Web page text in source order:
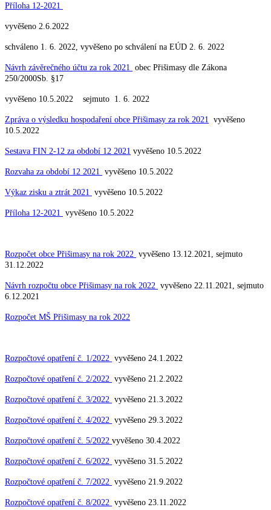
Příloha 12-2021
vyvěšeno 2.6.2022
schváleno 1. 6. 2022, vyvěšeno po schválení na EÚD 2. 6. 2022
Návrh závěrečného účtu za rok 2021
obec Přišimasy dle Zákona
250/2000Sb. §17
vyvěšeno 10.5.2022 sejmuto 1. 6. 2022
Zpráva o výsledku hospodaření obce Přišimasy za rok 2021
vyvěšeno
10.5.2022
Sestava FIN 2-12 za období 12 2021 vyvěšeno 10.5.2022
Rozvaha za období 12 2021 vyvěšeno 10.5.2022
Výkaz zisku a ztrát 2021 vyvěšeno 10.5.2022
Příloha 12-2021 vyvěšeno 10.5.2022
Rozpočet obce Přišimasy na rok 2022 vyvěšeno 13.12.2021, sejmuto
31.12.2022
Návrh rozpočtu obce Přišimasy na rok 2022 vyvěšeno 22.11.2021, sejmuto
6.12.2021
Rozpočet MŠ Přišimasy na rok 2022
Rozpočtové opatření č. 1/2022 vyvěšeno 24.1.2022
Rozpočtové opatření č. 2/2022 vyvěšeno 21.2.2022
Rozpočtové opatření č. 3/2022 vyvěšeno 21.3.2022
Rozpočtové opatření č. 4/2022 vyvěšeno 29.3.2022
Rozpočtové opatření č. 5/2022 vyvěšeno 30.4.2022
Rozpočtové opatření č. 6/2022 vyvěšeno 31.5.2022
Rozpočtové opatření č. 7/2022 vyvěšeno 21.9.2022
Rozpočtové opatření č. 8/2022 vyvěšeno 23.11.2022